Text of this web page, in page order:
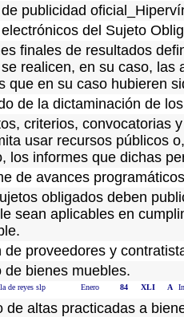
publicidad
del Sujeto
finales de resultados
realicen, en su caso,
que en su caso hubieren
de la dictaminación de
criterios, convocatorias
usar recursos públicos
los informes que dichas
de avances
obligados deben
sean aplicables en
proveedores y
de bienes muebles.
de reyes slp Enero 84 XLI A
de altas practicadas a